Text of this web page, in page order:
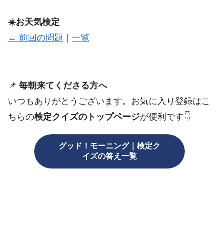
☀️お天気検定
← 前回の問題 ｜ 一覧
📌 毎朝来てくださる方へ
いつもありがとうございます。お気に入り登録はこ
ちらの検定クイズのトップページが便利です👇️
グッド！モーニング｜検定ク
イズの答え一覧